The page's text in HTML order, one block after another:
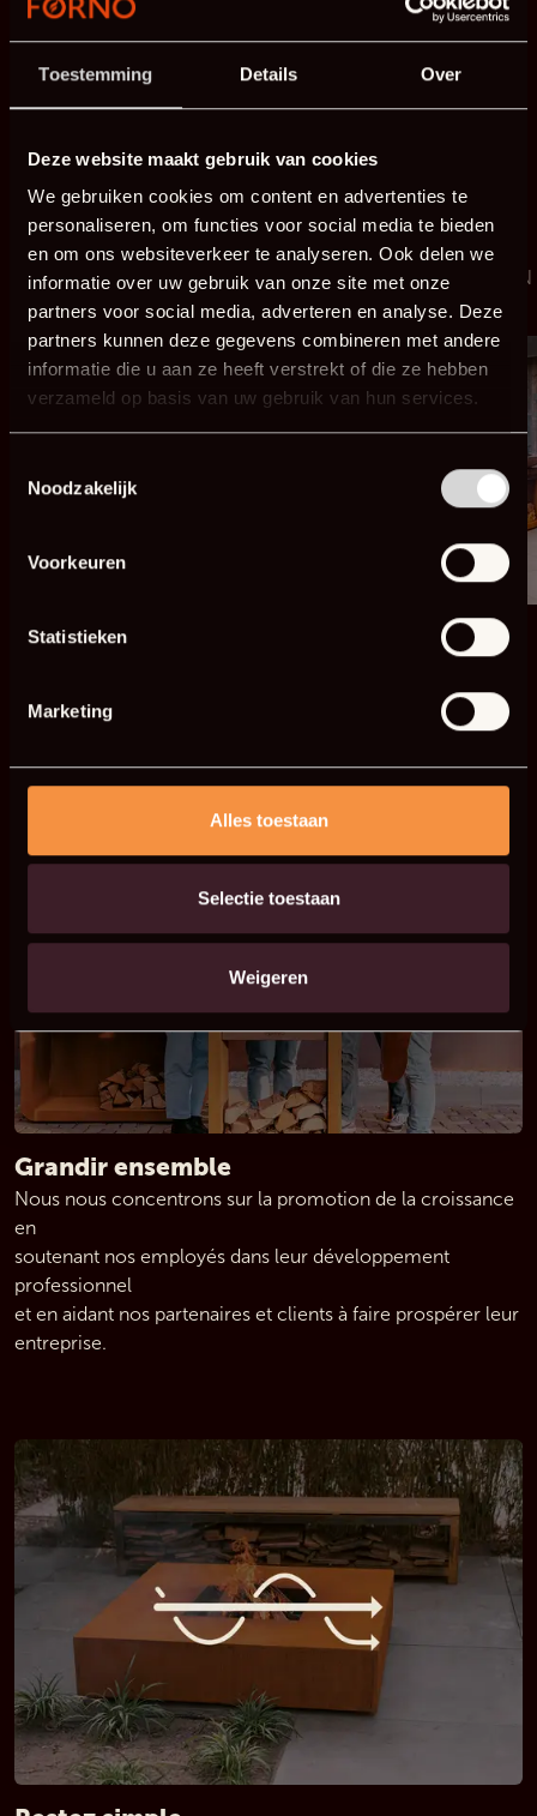
Toestemming Details Over
Deze website maakt gebruik van cookies
We gebruiken cookies om content en advertenties te
personaliseren, om functies voor social media te bieden
en om ons websiteverkeer te analyseren. Ook delen we
informatie over uw gebruik van onze site met onze
partners voor social media, adverteren en analyse. Deze
partners kunnen deze gegevens combineren met andere
informatie die u aan ze heeft verstrekt of die ze hebben
verzameld op basis van uw gebruik van hun services.
Noodzakelijk
Voorkeuren
Statistieken
Marketing
Alles toestaan
Selectie toestaan
Weigeren
Braseros-HALO
Cooking
-SEARE HALO Et STATION
Grandir ensemble
Nous nous concentrons sur la promotion de la croissance
en
soutenant nos employés dans leur développement
professionnel
et en aidant nos partenaires et clients à faire prospérer leur
entreprise.